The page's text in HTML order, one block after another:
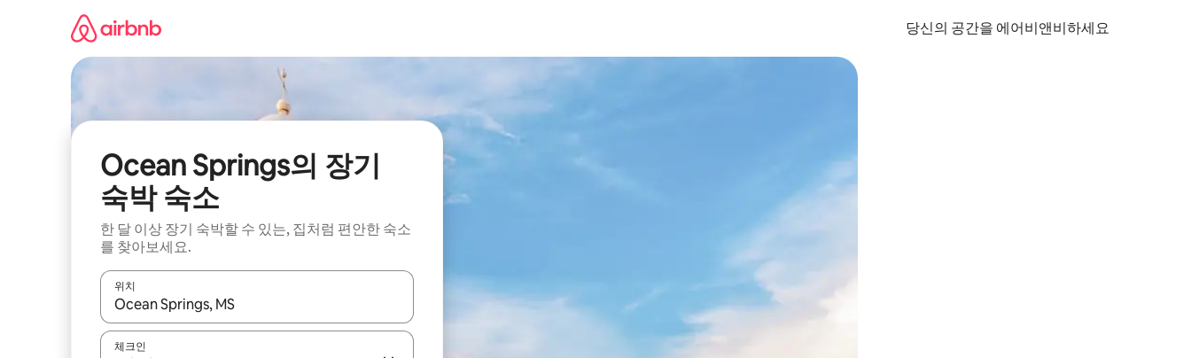
당신의 공간을 에어비앤비하세요
Ocean Springs의 장기
숙박 숙소
한 달 이상 장기 숙박할 수 있는, 집처럼 편안한 숙소
를 찾아보세요.
위치
결과가 나오면 위·아래 화살표 키를 사용하거나 터치 또는 스와이프 동작으로 탐색하세요.
체크인